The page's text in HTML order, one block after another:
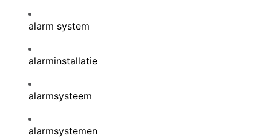
alarm system
alarminstallatie
alarmsysteem
alarmsystemen